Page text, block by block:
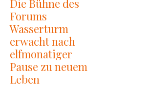
Die Bühne des
Forums
Wasserturm
erwacht nach
elfmonatiger
Pause zu neuem
Leben